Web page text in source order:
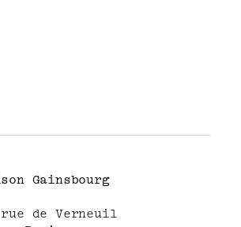
Gainsbourg
de Verneuil